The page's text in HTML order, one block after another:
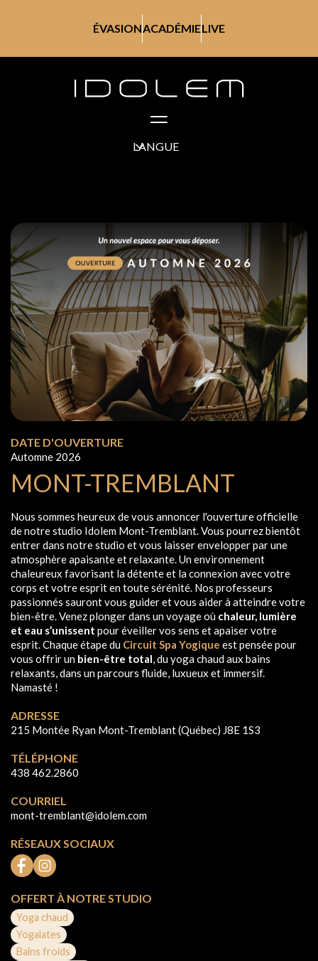
ÉVASIONACADÉMIELIVE
LANGUE
DATE D'OUVERTURE
Automne 2026
MONT-TREMBLANT
Nous sommes heureux de vous annoncer l'ouverture officielle
de notre studio Idolem Mont-Tremblant. Vous pourrez bientôt
entrer dans notre studio et vous laisser envelopper par une
atmosphère apaisante et relaxante. Un environnement
chaleureux favorisant la détente et la connexion avec votre
corps et votre esprit en toute sérénité. Nos professeurs
passionnés sauront vous guider et vous aider à atteindre votre
bien-être. Venez plonger dans un voyage où chaleur, lumière
et eau s’unissent pour éveiller vos sens et apaiser votre
esprit. Chaque étape du Circuit Spa Yogique est pensée pour
vous offrir un bien-être total, du yoga chaud aux bains
relaxants, dans un parcours fluide, luxueux et immersif.
Namasté !
ADRESSE
215 Montée Ryan Mont-Tremblant (Québec) J8E 1S3
TÉLÉPHONE
438 462.2860
COURRIEL
mont-tremblant@idolem.com
RÉSEAUX SOCIAUX
OFFERT À NOTRE STUDIO
Yoga chaud
Yogalates
Bains froids